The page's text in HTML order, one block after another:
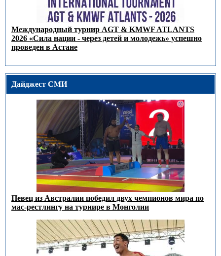
Международный турнир AGT & KMWF ATLANTS
2026 «Сила нации - через детей и молодежь» успешно
проведен в Астане
Дайджест СМИ
Певец из Австралии победил двух чемпионов мира по
мас-рестлингу на турнире в Монголии